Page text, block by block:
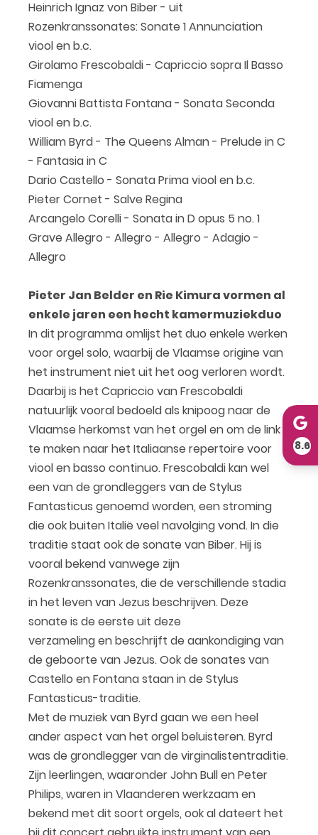
Heinrich Ignaz von Biber - uit
Rozenkranssonates: Sonate 1 Annunciation
viool en b.c.
Girolamo Frescobaldi - Capriccio sopra Il Basso
Fiamenga
Giovanni Battista Fontana - Sonata Seconda
viool en b.c.
William Byrd - The Queens Alman - Prelude in C
- Fantasia in C
Dario Castello - Sonata Prima viool en b.c.
Pieter Cornet - Salve Regina
Arcangelo Corelli - Sonata in D opus 5 no. 1
Grave Allegro - Allegro - Allegro - Adagio -
Allegro
Pieter Jan Belder en Rie Kimura vormen al
enkele jaren een hecht kamermuziekduo
In dit programma omlijst het duo enkele werken
voor orgel solo, waarbij de Vlaamse origine van
het instrument niet uit het oog verloren wordt.
Daarbij is het Capriccio van Frescobaldi
natuurlijk vooral bedoeld als knipoog naar de
Vlaamse herkomst van het orgel en om de link
te maken naar het Italiaanse repertoire voor
viool en basso continuo. Frescobaldi kan wel
een van de grondleggers van de Stylus
Fantasticus genoemd worden, een stroming
die ook buiten Italië veel navolging vond. In die
traditie staat ook de sonate van Biber. Hij is
vooral bekend vanwege zijn
Rozenkranssonates, die de verschillende stadia
in het leven van Jezus beschrijven. Deze
sonate is de eerste uit deze
verzameling en beschrijft de aankondiging van
de geboorte van Jezus. Ook de sonates van
Castello en Fontana staan in de Stylus
Fantasticus-traditie.
Met de muziek van Byrd gaan we een heel
ander aspect van het orgel beluisteren. Byrd
was de grondlegger van de virginalistentraditie.
Zijn leerlingen, waaronder John Bull en Peter
Philips, waren in Vlaanderen werkzaam en
bekend met dit soort orgels, ook al dateert het
8.6